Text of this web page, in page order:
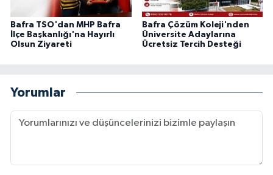
Bafra TSO'dan MHP Bafra
İlçe Başkanlığı'na Hayırlı
Olsun Ziyareti
Bafra Çözüm Koleji'nden
Üniversite Adaylarına
Ücretsiz Tercih Desteği
Yorumlar